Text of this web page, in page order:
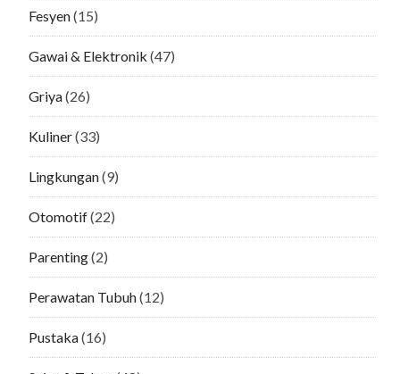
Fesyen(15)
Gawai & Elektronik (47)
Griya(26)
Kuliner(33)
Lingkungan(9)
Otomotif(22)
Parenting(2)
Perawatan Tubuh(12)
Pustaka(16)